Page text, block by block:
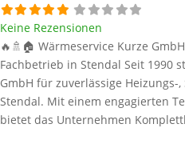
Keine Rezensionen
🔥🚿🏠 Wärmeservice Kurze
Fachbetrieb in Stendal Seit 1990
GmbH für zuverlässige
Stendal. Mit einem engagierten
bietet das Unternehmen